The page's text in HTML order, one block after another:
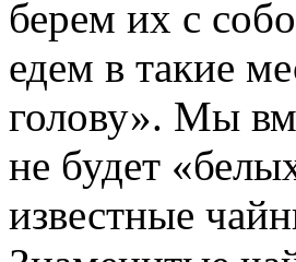
берем их с
едем в такие
голову». Мы
не будет
известные